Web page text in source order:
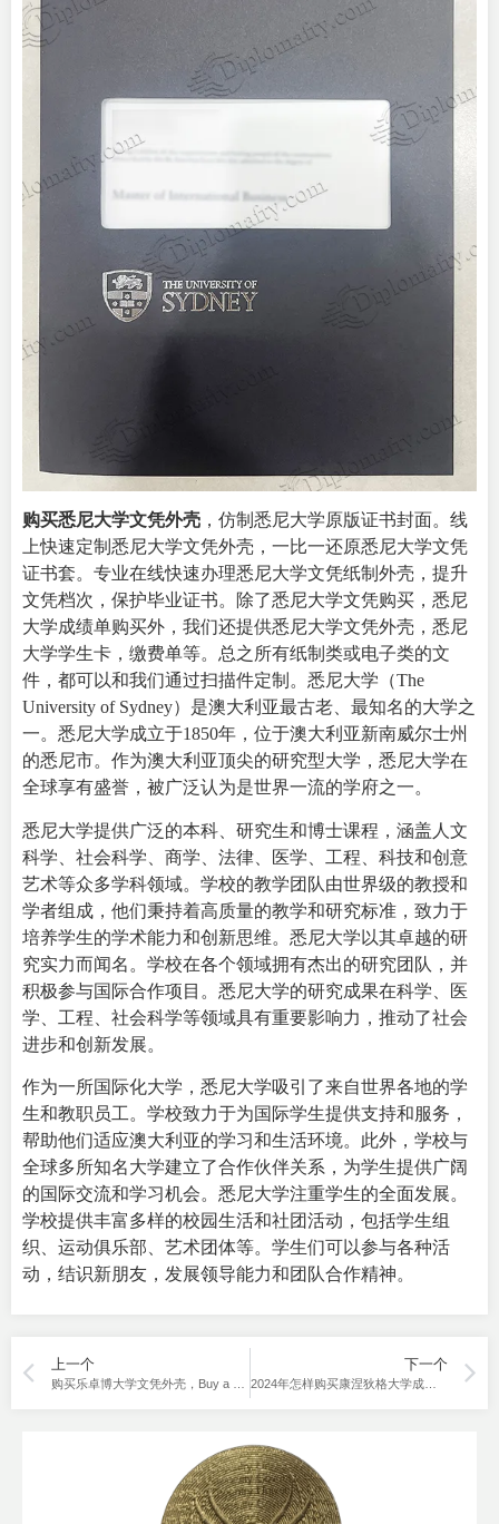
购买悉尼大学文凭外壳 ， 仿制悉尼大学原版证书封面。线
上快速定制悉尼大学文凭外壳，一比一还原悉尼大学文凭
证书套。专业在线快速办理悉尼大学文凭纸制外壳，提升
文凭档次，保护毕业证书。除了悉尼大学文凭购买，悉尼
大学成绩单购买外，我们还提供悉尼大学文凭外壳，悉尼
大学学生卡，缴费单等。总之所有纸制类或电子类的文
件，都可以和我们通过扫描件定制 。悉尼大学（The
University of Sydney）是澳大利亚最古老、最知名的大学之
一。悉尼大学成立于1850年，位于澳大利亚新南威尔士州
的悉尼市。作为澳大利亚顶尖的研究型大学，悉尼大学在
全球享有盛誉，被广泛认为是世界一流的学府之一。
悉尼大学提供广泛的本科、研究生和博士课程，涵盖人文
科学、社会科学、商学、法律、医学、工程、科技和创意
艺术等众多学科领域。学校的教学团队由世界级的教授和
学者组成，他们秉持着高质量的教学和研究标准，致力于
培养学生的学术能力和创新思维。悉尼大学以其卓越的研
究实力而闻名。学校在各个领域拥有杰出的研究团队，并
积极参与国际合作项目。悉尼大学的研究成果在科学、医
学、工程、社会科学等领域具有重要影响力，推动了社会
进步和创新发展。
作为一所国际化大学，悉尼大学吸引了来自世界各地的学
生和教职员工。学校致力于为国际学生提供支持和服务，
帮助他们适应澳大利亚的学习和生活环境。此外，学校与
全球多所知名大学建立了合作伙伴关系，为学生提供广阔
的国际交流和学习机会。悉尼大学注重学生的全面发展。
学校提供丰富多样的校园生活和社团活动，包括学生组
织、运动俱乐部、艺术团体等。学生们可以参与各种活
动，结识新朋友，发展领导能力和团队合作精神。
上一个
购买乐卓博大学文凭外壳，Buy a La Trobe University Diploma Cover.
下一个
2024年怎样购买康涅狄格大学成绩单？How to buy UCONN transcripts in 2024？